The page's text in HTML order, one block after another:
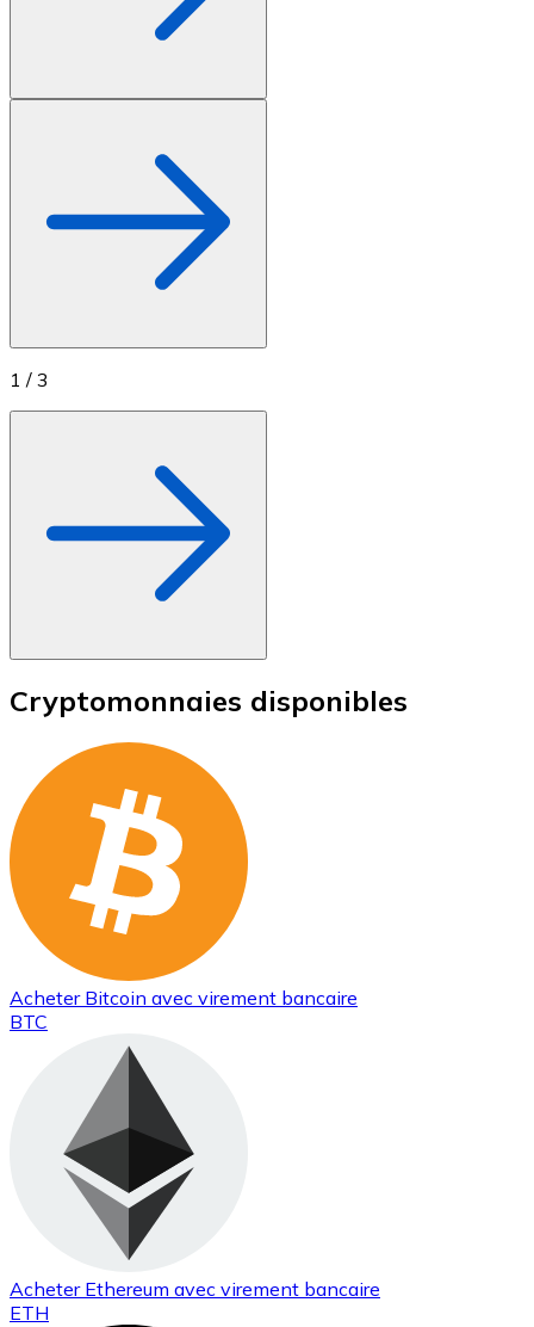
1 / 3
Cryptomonnaies disponibles
Acheter Bitcoin avec virement bancaire
BTC
Acheter Ethereum avec virement bancaire
ETH